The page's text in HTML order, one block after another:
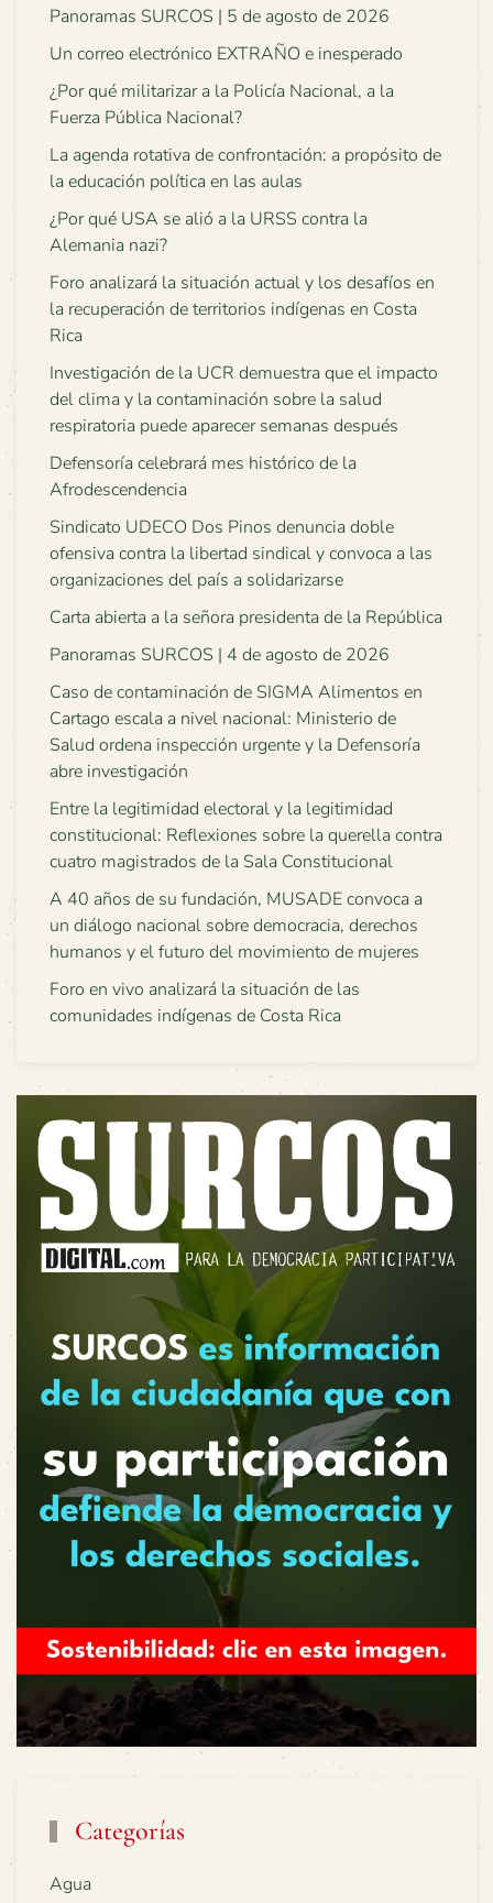
Panoramas SURCOS | 5 de agosto de 2026
Un correo electrónico EXTRAÑO e inesperado
¿Por qué militarizar a la Policía Nacional, a la
Fuerza Pública Nacional?
La agenda rotativa de confrontación: a propósito de
la educación política en las aulas
¿Por qué USA se alió a la URSS contra la
Alemania nazi?
Foro analizará la situación actual y los desafíos en
la recuperación de territorios indígenas en Costa
Rica
Investigación de la UCR demuestra que el impacto
del clima y la contaminación sobre la salud
respiratoria puede aparecer semanas después
Defensoría celebrará mes histórico de la
Afrodescendencia
Sindicato UDECO Dos Pinos denuncia doble
ofensiva contra la libertad sindical y convoca a las
organizaciones del país a solidarizarse
Carta abierta a la señora presidenta de la República
Panoramas SURCOS | 4 de agosto de 2026
Caso de contaminación de SIGMA Alimentos en
Cartago escala a nivel nacional: Ministerio de
Salud ordena inspección urgente y la Defensoría
abre investigación
Entre la legitimidad electoral y la legitimidad
constitucional: Reflexiones sobre la querella contra
cuatro magistrados de la Sala Constitucional
A 40 años de su fundación, MUSADE convoca a
un diálogo nacional sobre democracia, derechos
humanos y el futuro del movimiento de mujeres
Foro en vivo analizará la situación de las
comunidades indígenas de Costa Rica
Categorías
Agua